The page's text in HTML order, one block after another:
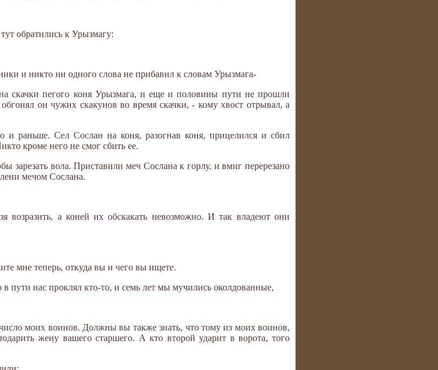
обратились к Урызмагу:
и никто ни одного слова не прибавил к словам Урызмага-
скачки пегого коня Урызмага, и еще и половины пути не прошли
он чужих скакунов во время скачки, - кому хвост отрывал, а
и раньше. Сел Сослан на коня, разогнав коня, прицелился и сбил
кроме него не смог сбить ее.
зарезать вола. Приставили меч Сослана к горлу, и вмиг перерезано
мечом Сослана.
а коней их обскакать невозможно. И так владеют они
мне теперь, откуда вы и чего вы ищете.
пути нас проклял кто-то, и семь лет мы мучились околдованные,
моих воинов. Должны вы также знать, что тому из моих воинов,
жену вашего старшего. А кто второй ударит в ворота, того